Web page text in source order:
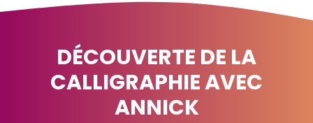
DÉCOUVERTE DE LA
CALLIGRAPHIE AVEC
ANNICK